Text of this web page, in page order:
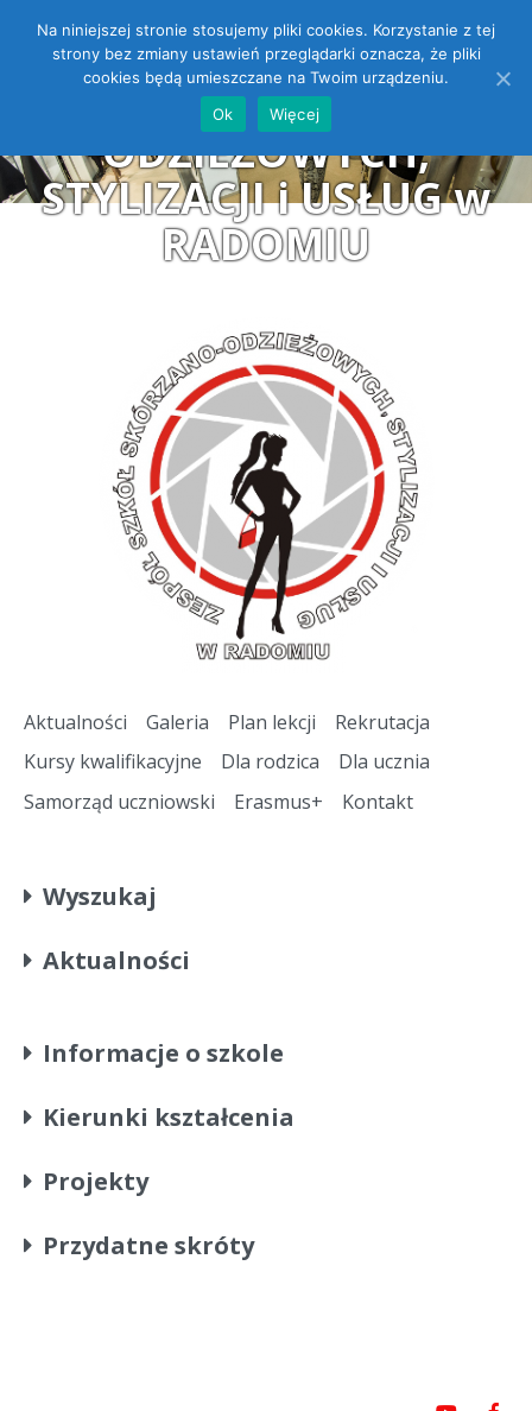
Open toolbar
ZESPÓŁ SZKÓŁ
SKÓRZANO-
ODZIEŻOWYCH,
STYLIZACJI i USŁUG w
RADOMIU
Aktualności Galeria Plan lekcji
Rekrutacja
Kursy kwalifikacyjne
Dla rodzica
Dla ucznia
Samorząd uczniowski
Erasmus+ Kontakt
Wyszukaj
Aktualności
Informacje o szkole
Kierunki kształcenia
Projekty
Przydatne skróty
Na niniejszej stronie stosujemy pliki cookies. Korzystanie z tej
strony bez zmiany ustawień przeglądarki oznacza, że pliki
cookies będą umieszczane na Twoim urządzeniu.
Ok
Więcej